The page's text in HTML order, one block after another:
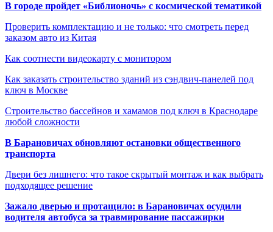
В городе пройдет «Библионочь» с космической тематикой
Проверить комплектацию и не только: что смотреть перед
заказом авто из Китая
Как соотнести видеокарту с монитором
Как заказать строительство зданий из сэндвич-панелей под
ключ в Москве
Строительство бассейнов и хамамов под ключ в Краснодаре
любой сложности
В Барановичах обновляют остановки общественного
транспорта
Двери без лишнего: что такое скрытый монтаж и как выбрать
подходящее решение
Зажало дверью и протащило: в Барановичах осудили
водителя автобуса за травмирование пассажирки